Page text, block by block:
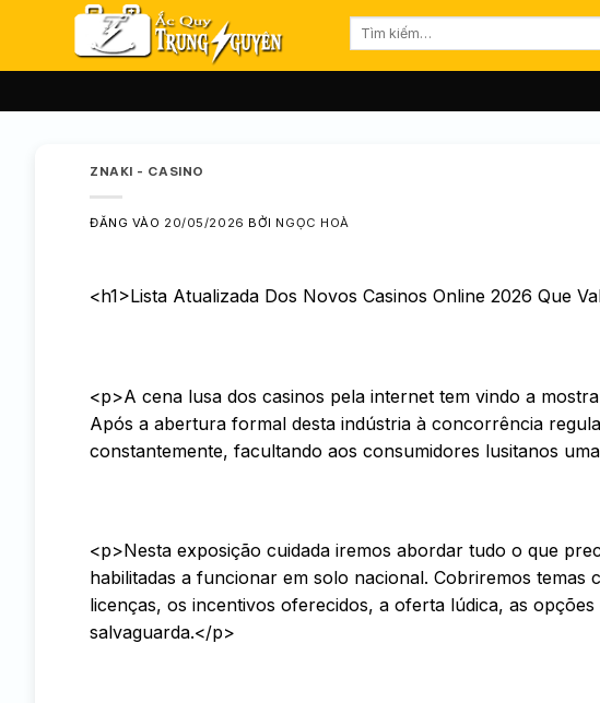
nội
Tìm
ZNAKI - CASINO
ĐĂNG VÀO 20/05/2026 BỞI NGỌC HOÀ
<h1>Lista Atualizada Dos Novos Casinos Online 2026 Que
<p>A cena lusa dos casinos pela internet tem vindo a
Após a abertura formal desta indústria à concorrência
constantemente, facultando aos consumidores lusitanos
<p>Nesta exposição cuidada iremos abordar tudo o que
habilitadas a funcionar em solo nacional. Cobriremos temas
licenças, os incentivos oferecidos, a oferta lúdica, as
salvaguarda.</p>